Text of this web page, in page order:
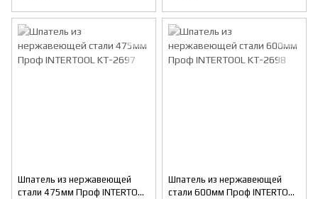
Шпатель из нержавеющей
стали 475мм Проф INTERTOOL
Шпатель из нержавеющей
стали 600мм Проф INTERTOOL